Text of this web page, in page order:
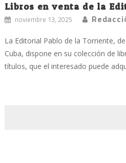
Libros en venta de la
noviembre 13, 2025
La Editorial Pablo de la Torriente,
Cuba, dispone en su colección de
títulos, que el interesado puede